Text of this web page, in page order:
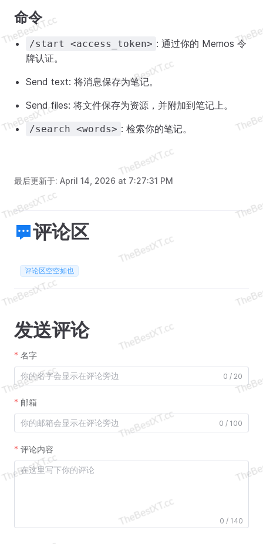
命令
/start <access_token> : 通过你的 Memos 令
牌认证。
Send text: 将消息保存为笔记。
Send files: 将文件保存为资源，并附加到笔记上。
/search <words> : 检索你的笔记。
最后更新于: April 14, 2026 at 7:27:31 PM
评论区
评论区空空如也
发送评论
名字
0 / 20
邮箱
0 / 100
评论内容
0 / 140